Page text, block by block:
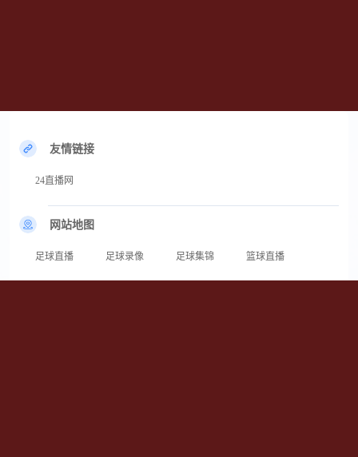
友情链接
24直播网
网站地图
足球直播 足球录像 足球集锦 篮球直播